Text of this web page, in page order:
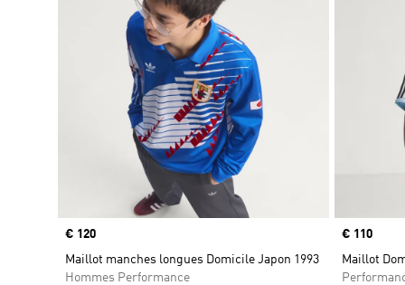
Prix
€ 120
Maillot manches longues Domicile Japon 1993
Hommes Performance
Prix
€ 110
Maillot